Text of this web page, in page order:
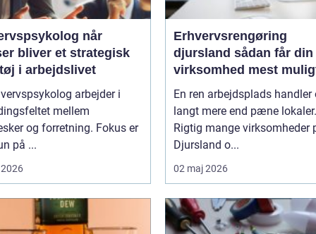
når
bliver et strategisk
i arbejdslivet
arbejder i
mellem
og forretning. Fokus er
på ...
Erhvervsrengøring
djursland sådan får din
virksomhed mest
af rengøringen
En ren arbejdsplads handler
langt mere end pæne lokaler.
Rigtig mange virksomheder
Djursland o...
02 maj 2026